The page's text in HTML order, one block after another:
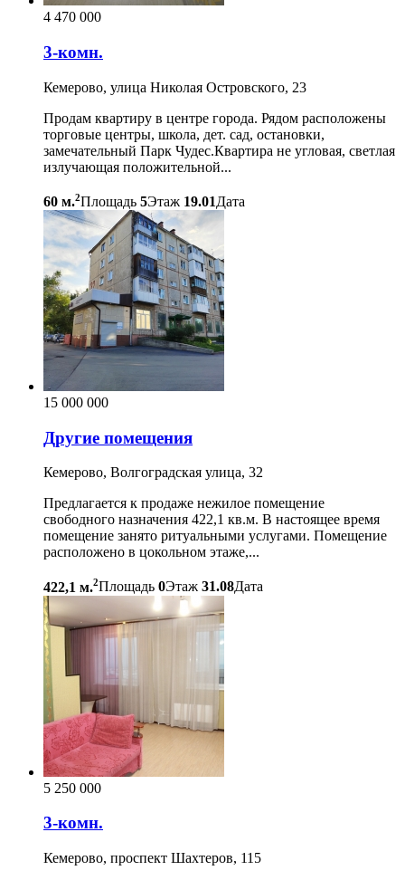
4 470 000
3-комн.
Кемерово, улица Николая Островского, 23
Продам квартиру в центре города. Рядом расположены
торговые центры, школа, дет. сад, остановки,
замечательный Парк Чудес.Квартира не угловая, светлая
излучающая положительной...
60 м.2Площадь 5Этаж 19.01Дата
15 000 000
Другие помещения
Кемерово, Волгоградская улица, 32
Предлагается к продаже нежилое помещение
свободного назначения 422,1 кв.м. В настоящее время
помещение занято ритуальными услугами. Помещение
расположено в цокольном этаже,...
422,1 м.2Площадь 0Этаж 31.08Дата
5 250 000
3-комн.
Кемерово, проспект Шахтеров, 115